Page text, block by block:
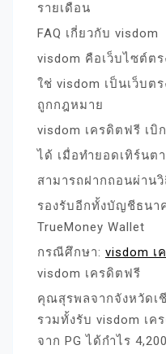
รายเดือน
FAQ เกี่ยวกับ visdom
visdom คือเว็บไซต์ต
ใช่ visdom เป็นเว็บต
ถูกกฎหมาย
visdom เครดิตฟรี เบิ
ได้ เมื่อทำยอดเทิร์นต
สามารถฝากถอนผ่านวิ
รองรับอีกทั้งบัญชีธนา
TrueMoney Wallet
กรณีศึกษา: visdom เ
visdom เครดิตฟรี
คุณสุรพลจากจังหวัดเ
รวมทั้งรับ visdom เค
จาก PG ได้กำไร